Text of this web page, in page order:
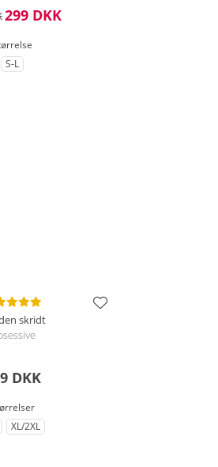
299 DKK
til Størrelse
S-L
skridt
DKK
til Størrelse
XL/2XL